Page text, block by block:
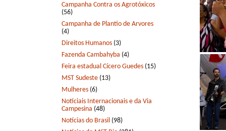
Campanha Contra os Agrotóxicos
(56)
Campanha de Plantio de Arvores
(4)
Direitos Humanos (3)
Fazenda Cambahyba (4)
Feira estadual Cícero Guedes (15)
MST Sudeste (13)
Mulheres (6)
Notíciais Internacionais e da Via
Campesina (48)
Notícias do Brasil (98)